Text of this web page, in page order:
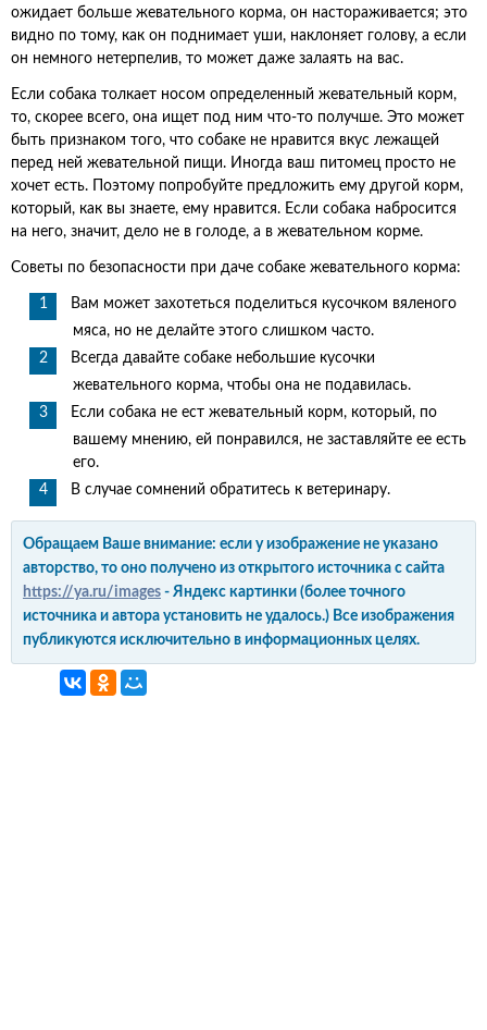
ожидает больше жевательного корма, он настораживается; это
видно по тому, как он поднимает уши, наклоняет голову, а если
он немного нетерпелив, то может даже залаять на вас.
Если собака толкает носом определенный жевательный корм,
то, скорее всего, она ищет под ним что-то получше. Это может
быть признаком того, что собаке не нравится вкус лежащей
перед ней жевательной пищи. Иногда ваш питомец просто не
хочет есть. Поэтому попробуйте предложить ему другой корм,
который, как вы знаете, ему нравится. Если собака набросится
на него, значит, дело не в голоде, а в жевательном корме.
Советы по безопасности при даче собаке жевательного корма:
Вам может захотеться поделиться кусочком вяленого
мяса, но не делайте этого слишком часто.
Всегда давайте собаке небольшие кусочки
жевательного корма, чтобы она не подавилась.
Если собака не ест жевательный корм, который, по
вашему мнению, ей понравился, не заставляйте ее есть
его.
В случае сомнений обратитесь к ветеринару.
Обращаем Ваше внимание: если у изображение не указано
авторство, то оно получено из открытого источника с сайта
https://ya.ru/images - Яндекс картинки (более точного
источника и автора установить не удалось.) Все изображения
публикуются исключительно в информационных целях.